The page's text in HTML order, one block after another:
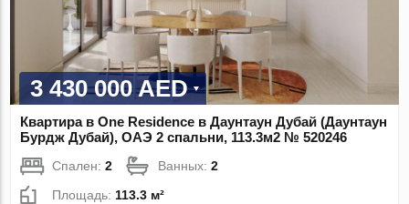
3 430 000 AED
Квартира в One Residence в Даунтаун Дубай (Даунтаун
Бурдж Дубай), ОАЭ 2 спальни, 113.3м2 № 520246
Спален:2 Ванных:2
Площадь: 113.3 м²